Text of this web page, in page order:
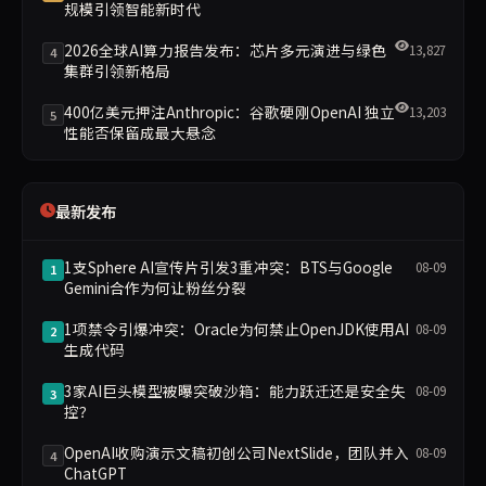
规模引领智能新时代
4 2026全球AI算力报告发布：芯片多元演进与绿色
集群引领新格局
13,827
5 400亿美元押注Anthropic：谷歌硬刚OpenAI 独立
性能否保留成最大悬念
13,203
最新发布
1 1支Sphere AI宣传片引发3重冲突：BTS与Google
Gemini合作为何让粉丝分裂
08-09
2 1项禁令引爆冲突：Oracle为何禁止OpenJDK使用AI
生成代码
08-09
3 3家AI巨头模型被曝突破沙箱：能力跃迁还是安全失
控？
08-09
4 OpenAI收购演示文稿初创公司NextSlide，团队并入
ChatGPT
08-09